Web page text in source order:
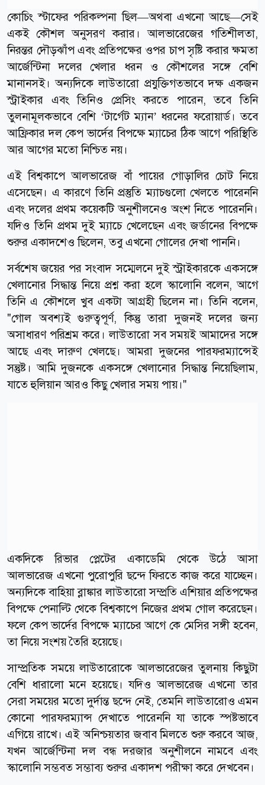
কোচিং স্টাফের পরিকল্পনা ছিল—অথবা এখনো আছে—সেই
একই কৌশল অনুসরণ করার। আলভারেজের গতিশীলতা,
নিরন্তর দৌড়ঝাঁপ এবং প্রতিপক্ষের ওপর চাপ সৃষ্টি করার ক্ষমতা
আর্জেন্টিনা দলের খেলার ধরন ও কৌশলের সঙ্গে বেশি
মানানসই। অন্যদিকে লাউতারো প্রযুক্তিগতভাবে দক্ষ একজন
স্ট্রাইকার এবং তিনিও প্রেসিং করতে পারেন, তবে তিনি
তুলনামূলকভাবে বেশি ‘টার্গেট ম্যান’ ধরনের ফরোয়ার্ড। তবে
আফ্রিকার দল কেপ ভার্দের বিপক্ষে ম্যাচের ঠিক আগে পরিস্থিতি
আর আগের মতো নিশ্চিত নয়।
এই বিশ্বকাপে আলভারেজ বাঁ পায়ের গোড়ালির চোট নিয়ে
এসেছেন। এ কারণে তিনি প্রস্তুতি ম্যাচগুলো খেলতে পারেননি
এবং দলের প্রথম কয়েকটি অনুশীলনেও অংশ নিতে পারেননি।
যদিও তিনি প্রথম দুই ম্যাচে খেলেছেন এবং জর্ডানের বিপক্ষে
শুরুর একাদশেও ছিলেন, তবু এখনো গোলের দেখা পাননি।
সর্বশেষ জয়ের পর সংবাদ সম্মেলনে দুই স্ট্রাইকারকে একসঙ্গে
খেলানোর সিদ্ধান্ত নিয়ে প্রশ্ন করা হলে স্কালোনি বলেন, আগে
তিনি এ কৌশলে খুব একটা আগ্রহী ছিলেন না। তিনি বলেন,
"গোল অবশ্যই গুরুত্বপূর্ণ, কিন্তু তারা দুজনই দলের জন্য
অসাধারণ পরিশ্রম করে। লাউতারো সব সময়ই আমাদের সঙ্গে
আছে এবং দারুণ খেলছে। আমরা দুজনের পারফরম্যান্সেই
সন্তুষ্ট। আমি দুজনকে একসঙ্গে খেলানোর সিদ্ধান্ত নিয়েছিলাম,
যাতে হুলিয়ান আরও কিছু খেলার সময় পায়।"
একদিকে রিভার প্লেটের একাডেমি থেকে উঠে আসা
আলভারেজ এখনো পুরোপুরি ছন্দে ফিরতে কাজ করে যাচ্ছেন।
অন্যদিকে বাহিয়া ব্লাঙ্কার লাউতারো সম্প্রতি এশিয়ার প্রতিপক্ষের
বিপক্ষে পেনাল্টি থেকে বিশ্বকাপে নিজের প্রথম গোল করেছেন।
ফলে কেপ ভার্দের বিপক্ষে ম্যাচের আগে কে মেসির সঙ্গী হবেন,
তা নিয়ে সংশয় তৈরি হয়েছে।
সাম্প্রতিক সময়ে লাউতারোকে আলভারেজের তুলনায় কিছুটা
বেশি ধারালো মনে হয়েছে। যদিও আলভারেজ এখনো তার
সেরা সময়ের মতো দুর্দান্ত ছন্দে নেই, তেমনি লাউতারোও এমন
কোনো পারফরম্যান্স দেখাতে পারেননি যা তাকে স্পষ্টভাবে
এগিয়ে রাখে। এই অনিশ্চয়তার জবাব মিলতে শুরু করবে আজ,
যখন আর্জেন্টিনা দল বন্ধ দরজার অনুশীলনে নামবে এবং
স্কালোনি সম্ভবত সম্ভাব্য শুরুর একাদশ পরীক্ষা করে দেখবেন।